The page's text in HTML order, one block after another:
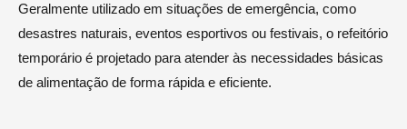
Geralmente utilizado em situações de emergência, como
desastres naturais, eventos esportivos ou festivais, o refeitório
temporário é projetado para atender às necessidades básicas
de alimentação de forma rápida e eficiente.